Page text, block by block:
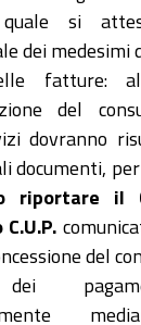
si
dei medesimi
fatture:
del
dovranno
documenti,
riportare il
del